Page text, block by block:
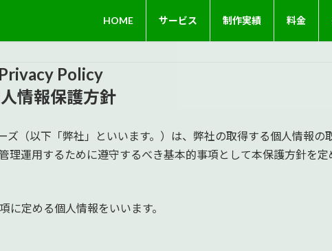
HOME サービス 制作実績 料金
Privacy Policy
情報保護方針
（以下「弊社」といいます。）は、弊社の取得する個人情報の
運用するために遵守するべき基本的事項として本保護方針を定
定める個人情報をいいます。